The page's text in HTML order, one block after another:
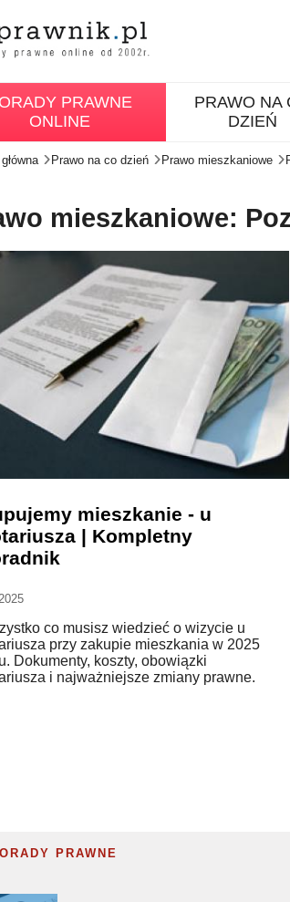
PRAWNE
ONLINE
PRAWO NA
DZIEŃ
Prawo na co dzień Prawo mieszkaniowe
mieszkaniowe:
mieszkanie - u
| Kompletny
co musisz wiedzieć o wizycie u
przy zakupie mieszkania w 2025
Dokumenty, koszty, obowiązki
i najważniejsze zmiany prawne.
PRAWNE